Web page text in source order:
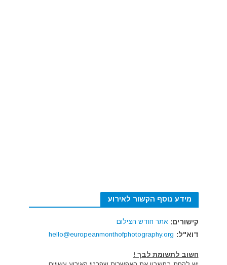
מידע נוסף הקשור לאירוע
קישורים: אתר חודש הצילום
דוא"ל: hello@europeanmonthofphotography.org
חשוב לתשומת לבך !